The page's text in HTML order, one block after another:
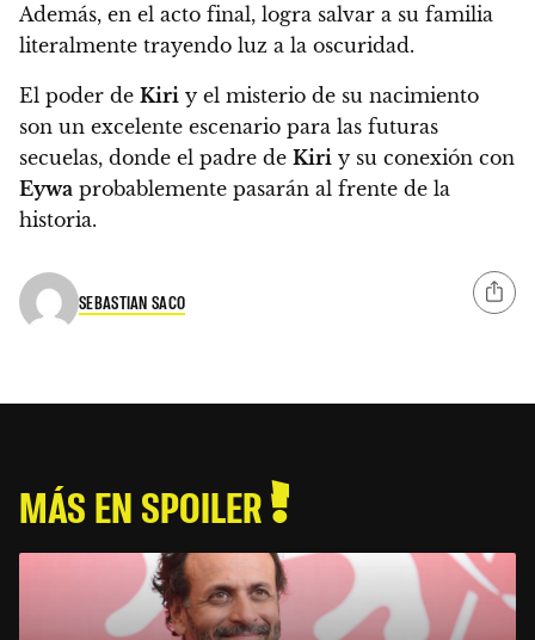
Además, en el acto final, logra salvar a su familia
literalmente trayendo luz a la oscuridad.
El poder de Kiri y el misterio de su nacimiento
son un excelente escenario para las futuras
secuelas, donde el padre de Kiri y su conexión con
Eywa probablemente pasarán al frente de la
historia.
SEBASTIAN SACO
MÁS EN SPOILER